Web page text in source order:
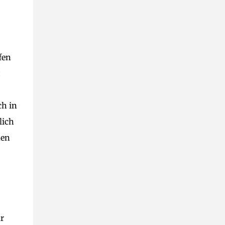
in